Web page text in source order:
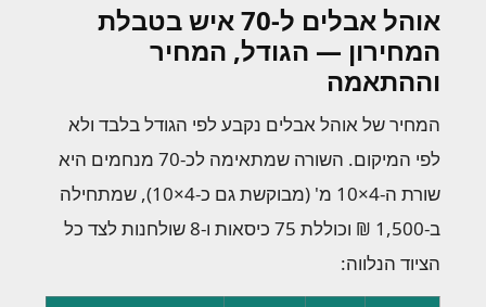
אוהל אבלים ל-70 איש בטבלת
המחירון — הגודל, המחיר
וההתאמה
המחיר של אוהל אבלים נקבע לפי הגודל בלבד ולא
לפי המיקום. השורה שמתאימה לכ-70 מנחמים היא
שורת ה-4×10 מ' (מבוקשת גם כ-4×10), שמתחילה
ב-1,500 ₪ וכוללת 75 כיסאות ו-8 שולחנות לצד כל
הציוד הנלווה: